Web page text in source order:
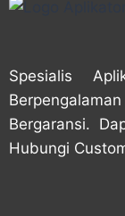
Spesialis
Bergaransi.
Hubungi